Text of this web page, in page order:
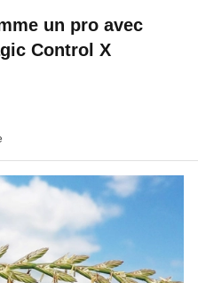
un pro avec
Control X